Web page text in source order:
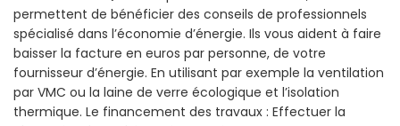
permettent de bénéficier des conseils de professionnels
spécialisé dans l’économie d’énergie. Ils vous aident à faire
baisser la facture en euros par personne, de votre
fournisseur d’énergie. En utilisant par exemple la ventilation
par VMC ou la laine de verre écologique et l’isolation
thermique. Le financement des travaux : Effectuer la